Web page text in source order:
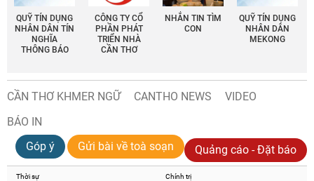
QUỸ TÍN DỤNG
NHÂN DÂN TÍN
NGHĨA
THÔNG BÁO
CÔNG TY CỔ
PHẦN PHÁT
TRIỂN NHÀ
CẦN THƠ
NHẮN TIN TÌM
CON
QUỸ TÍN DỤNG
NHÂN DÂN
MEKONG
CẦN THƠ KHMER NGỮ CANTHO NEWS
VIDEO
BÁO IN
Góp ý
Gửi bài về toà soạn Quảng cáo - Đặt báo
Thời sự Chính trị